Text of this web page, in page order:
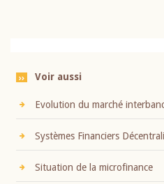
Voir aussi
Evolution du marché
Systèmes Financiers
Situation de la microfinance